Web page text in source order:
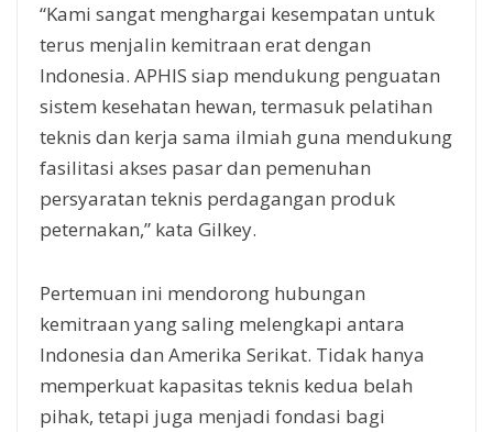
“Kami sangat menghargai kesempatan untuk
terus menjalin kemitraan erat dengan
Indonesia. APHIS siap mendukung penguatan
sistem kesehatan hewan, termasuk pelatihan
teknis dan kerja sama ilmiah guna mendukung
fasilitasi akses pasar dan pemenuhan
persyaratan teknis perdagangan produk
peternakan,” kata Gilkey.
Pertemuan ini mendorong hubungan
kemitraan yang saling melengkapi antara
Indonesia dan Amerika Serikat. Tidak hanya
memperkuat kapasitas teknis kedua belah
pihak, tetapi juga menjadi fondasi bagi